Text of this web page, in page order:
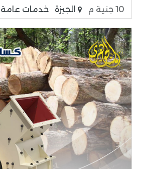
10 جنية م الجيزة خدمات عامة